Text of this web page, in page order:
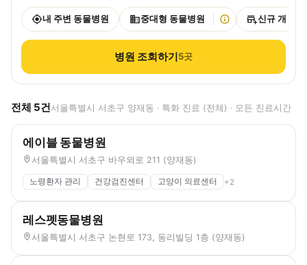
내 주변 동물병원 중대형 동물병원 신규 개원
병원 조회하기5곳
전체 5건서울특별시 서초구 양재동 · 특화 진료 (전체) · 모든 진료시간
에이블 동물병원
서울특별시 서초구 바우뫼로 211 (양재동)
노령환자 관리 건강검진센터 고양이 의료센터 +2
레스펫동물병원
서울특별시 서초구 논현로 173, 동리빌딩 1층 (양재동)